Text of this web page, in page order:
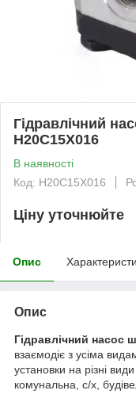
Гідравлічний
H20C15X016
В наявності
Код: H20C15X016
Ціну уточнюйте
Опис
Опис
Гідравлічний насос
взаємодіє з усіма
установки на різні
комунальна, с/х,